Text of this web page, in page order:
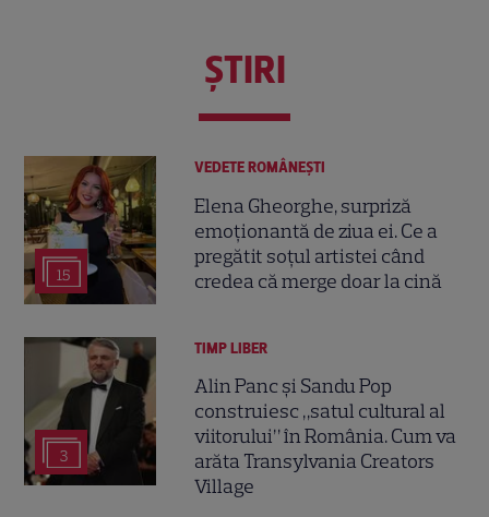
ŞTIRI
15
VEDETE ROMÂNEŞTI
Elena Gheorghe, surpriză
emoționantă de ziua ei. Ce a
pregătit soțul artistei când
credea că merge doar la cină
3
TIMP LIBER
Alin Panc și Sandu Pop
construiesc „satul cultural al
viitorului” în România. Cum va
arăta Transylvania Creators
Village